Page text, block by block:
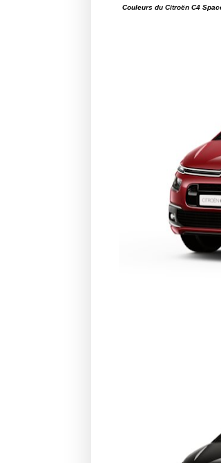
Couleurs du Citroën C4